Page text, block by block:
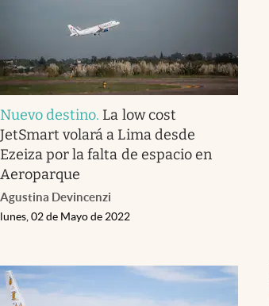
Nuevo destino. La low cost
JetSmart volará a Lima desde
Ezeiza por la falta de espacio en
Aeroparque
Agustina Devincenzi
lunes, 02 de Mayo de 2022